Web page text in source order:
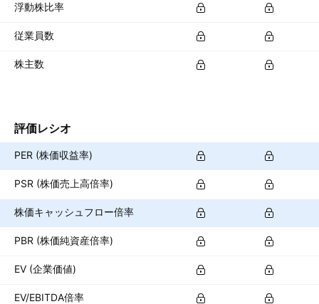
浮動株比率
従業員数
株主数
評価レシオ
PER (株価収益率)
PSR (株価売上高倍率)
株価キャッシュフロー倍率
PBR (株価純資産倍率)
EV (企業価値)
EV/EBITDA倍率